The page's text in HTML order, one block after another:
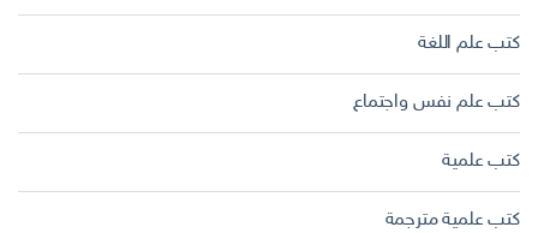
كتب علم اللغة
كتب علم نفس واجتماع
كتب علمية
كتب علمية مترجمة